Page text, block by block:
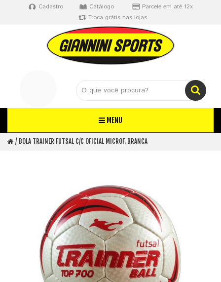
Cadastro Catálogo
Parcele em até 12x
Troca grátis nas lojas
MENU
BOLA TRAINER FUTSAL C/C OFICIAL MICROF. BRANCA